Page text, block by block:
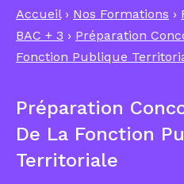
Accueil › Nos Formations ›
BAC + 3 › Préparation
Fonction Publique
Préparation
De La Fonction
Territoriale